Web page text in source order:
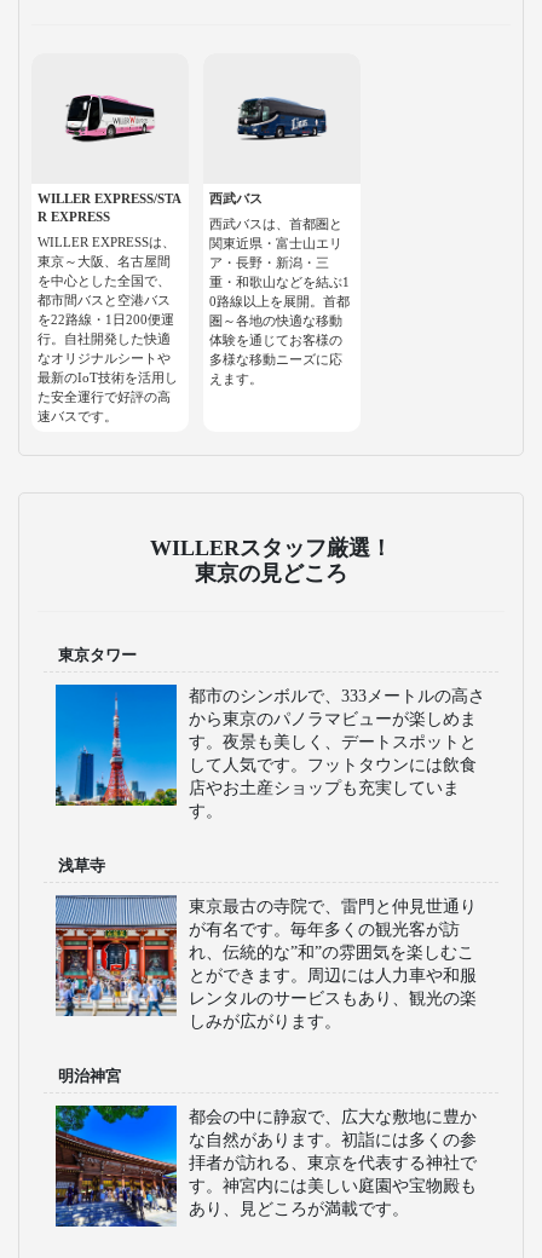
WILLER EXPRESS/STA
R EXPRESS
WILLER EXPRESSは、
東京～大阪、名古屋間
を中心とした全国で、
都市間バスと空港バス
を22路線・1日200便運
行。自社開発した快適
なオリジナルシートや
最新のIoT技術を活用し
た安全運行で好評の高
速バスです。
西武バス
西武バスは、首都圏と
関東近県・富士山エリ
ア・長野・新潟・三
重・和歌山などを結ぶ1
0路線以上を展開。首都
圏～各地の快適な移動
体験を通じてお客様の
多様な移動ニーズに応
えます。
WILLERスタッフ厳選！
東京の見どころ
東京タワー
都市のシンボルで、333メートルの高さ
から東京のパノラマビューが楽しめま
す。夜景も美しく、デートスポットと
して人気です。フットタウンには飲食
店やお土産ショップも充実していま
す。
浅草寺
東京最古の寺院で、雷門と仲見世通り
が有名です。毎年多くの観光客が訪
れ、伝統的な”和”の雰囲気を楽しむこ
とができます。周辺には人力車や和服
レンタルのサービスもあり、観光の楽
しみが広がります。
明治神宮
都会の中に静寂で、広大な敷地に豊か
な自然があります。初詣には多くの参
拝者が訪れる、東京を代表する神社で
す。神宮内には美しい庭園や宝物殿も
あり、見どころが満載です。